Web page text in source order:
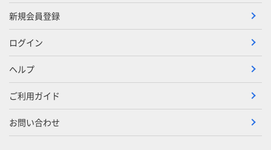
新規会員登録
ログイン
ヘルプ
ご利用ガイド
お問い合わせ